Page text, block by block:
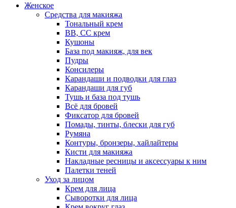
Женское
Средства для макияжа
Тональный крем
BB, CC крем
Кушоны
База под макияж, для век
Пудры
Консилеры
Карандаши и подводки для глаз
Карандаши для губ
Тушь и база под тушь
Всё для бровей
Фиксатор для бровей
Помады, тинты, блески для губ
Румяна
Контуры, бронзеры, хайлайтеры
Кисти для макияжа
Накладные ресницы и аксессуары к ним
Палетки теней
Уход за лицом
Крем для лица
Сыворотки для лица